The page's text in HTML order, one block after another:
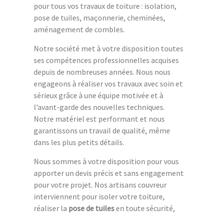
pour tous vos travaux de toiture : isolation,
pose de tuiles, maçonnerie, cheminées,
aménagement de combles.
Notre société met à votre disposition toutes
ses compétences professionnelles acquises
depuis de nombreuses années. Nous nous
engageons à réaliser vos travaux avec soin et
sérieux grâce à une équipe motivée et à
l’avant-garde des nouvelles techniques.
Notre matériel est performant et nous
garantissons un travail de qualité, même
dans les plus petits détails.
Nous sommes à votre disposition pour vous
apporter un devis précis et sans engagement
pour votre projet. Nos artisans couvreur
interviennent pour isoler votre toiture,
réaliser la pose de tuilesen toute sécurité,